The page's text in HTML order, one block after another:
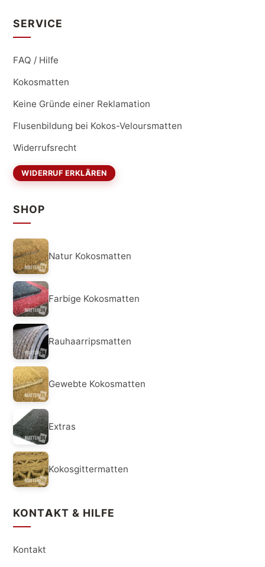
SERVICE
FAQ / Hilfe
Kokosmatten
Keine Gründe einer Reklamation
Flusenbildung bei Kokos-Veloursmatten
Widerrufsrecht
WIDERRUF ERKLÄREN
SHOP
Natur Kokosmatten
Farbige Kokosmatten
Rauhaarripsmatten
Gewebte Kokosmatten
Extras
Kokosgittermatten
KONTAKT & HILFE
Kontakt